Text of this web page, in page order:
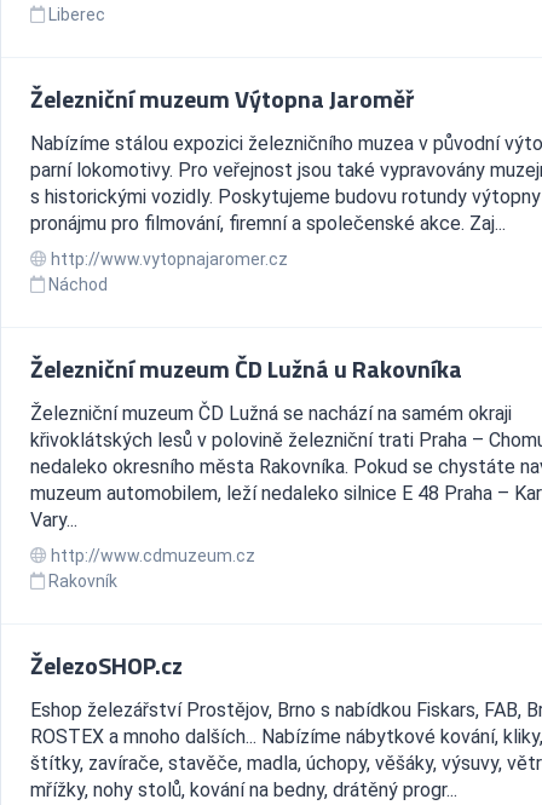
Liberec
Železniční muzeum Výtopna Jaroměř
Nabízíme stálou expozici železničního muzea v původní
parní lokomotivy. Pro veřejnost jsou také vypravovány
s historickými vozidly. Poskytujeme budovu rotundy
pronájmu pro filmování, firemní a společenské akce. Zaj...
http://www.vytopnajaromer.cz
Náchod
Železniční muzeum ČD Lužná u Rakovníka
Železniční muzeum ČD Lužná se nachází na samém okraji
křivoklátských lesů v polovině železniční trati Praha –
nedaleko okresního města Rakovníka. Pokud se chystáte
muzeum automobilem, leží nedaleko silnice E 48 Praha –
Vary...
http://www.cdmuzeum.cz
Rakovník
ŽelezoSHOP.cz
Eshop železářství Prostějov, Brno s nabídkou Fiskars, FAB,
ROSTEX a mnoho dalších... Nabízíme nábytkové kování,
štítky, zavírače, stavěče, madla, úchopy, věšáky, výsuvy,
mřížky, nohy stolů, kování na bedny, drátěný progr...